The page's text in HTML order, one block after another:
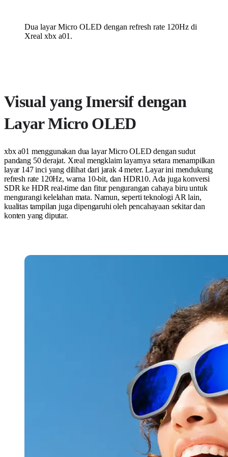
Dua layar Micro OLED dengan refresh rate 120Hz di
Xreal xbx a01.
Visual yang Imersif dengan
Layar Micro OLED
xbx a01 menggunakan dua layar Micro OLED dengan sudut
pandang 50 derajat. Xreal mengklaim layarnya setara menampilkan
layar 147 inci yang dilihat dari jarak 4 meter. Layar ini mendukung
refresh rate 120Hz, warna 10-bit, dan HDR10. Ada juga konversi
SDR ke HDR real-time dan fitur pengurangan cahaya biru untuk
mengurangi kelelahan mata. Namun, seperti teknologi AR lain,
kualitas tampilan juga dipengaruhi oleh pencahayaan sekitar dan
konten yang diputar.